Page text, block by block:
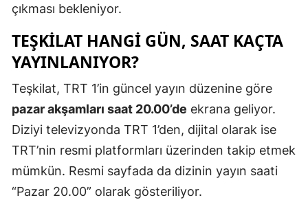
çıkması bekleniyor.
TEŞKILAT HANGI GÜN, SAAT KAÇTA
YAYINLANIYOR?
Teşkilat, TRT 1’in güncel yayın düzenine göre
pazar akşamları saat 20.00’de ekrana geliyor.
Diziyi televizyonda TRT 1’den, dijital olarak ise
TRT’nin resmi platformları üzerinden takip etmek
mümkün. Resmi sayfada da dizinin yayın saati
“Pazar 20.00” olarak gösteriliyor.